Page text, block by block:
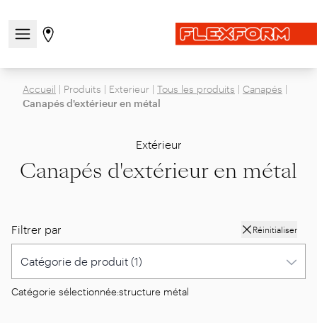
Ouvrir/fermer le menu de navigation
Aller à la page des magasins
Accueil | Produits | Exterieur | Tous les produits | Canapés |
Canapés d'extérieur en métal
Extérieur
Canapés d'extérieur en métal
Filtrer par Réinitialiser
Catégorie sélectionnée:structure métal